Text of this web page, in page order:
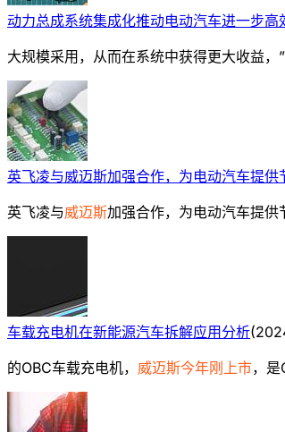
动力总成系统集成化推动电动汽车进一步高
大规模采用，从而在系统中获得更大收益
英飞凌与威迈斯加强合作，为电动汽车提
英飞凌与威迈斯加强合作，为电动汽车提
车载充电机在新能源汽车拆解应用分析(
的OBC车载充电机， 威迈斯今年刚上市，